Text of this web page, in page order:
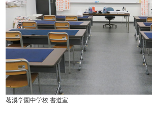
茗溪学園中学校 書道室